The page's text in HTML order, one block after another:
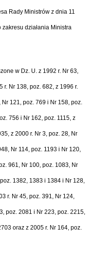
Rady Ministrów z dnia 11
działania Ministra
w Dz. U. z 1992 r. Nr 63,
r. Nr 138, poz. 682, z 1996 r.
121, poz. 769 i Nr 158, poz.
756 i Nr 162, poz. 1115, z
z 2000 r. Nr 3, poz. 28, Nr
Nr 114, poz. 1193 i Nr 120,
961, Nr 100, poz. 1083, Nr
1382, 1383 i 1384 i Nr 128,
r. Nr 45, poz. 391, Nr 124,
poz. 2081 i Nr 223, poz. 2215,
oraz z 2005 r. Nr 164, poz.